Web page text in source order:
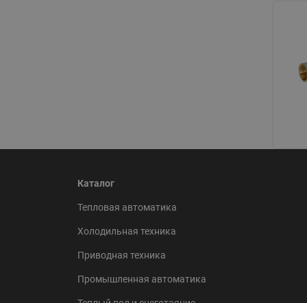
Каталог
Тепловая автоматика
Холодильная техника
Приводная техника
Промышленная автоматика